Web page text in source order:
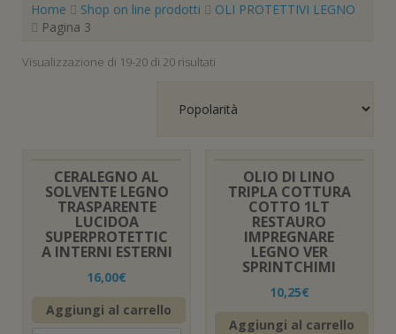
Home Shop on line prodotti
OLI PROTETTIVI LEGNO
Pagina 3
Visualizzazione di 19-20 di 20 risultati
CERALEGNO AL
SOLVENTE LEGNO
TRASPARENTE
LUCIDOA
SUPERPROTETTIC
A INTERNI ESTERNI
16,00€
Aggiungi al carrello
OLIO DI LINO
TRIPLA COTTURA
COTTO 1LT
RESTAURO
IMPREGNARE
LEGNO VER
SPRINTCHIMI
10,25€
Aggiungi al carrello